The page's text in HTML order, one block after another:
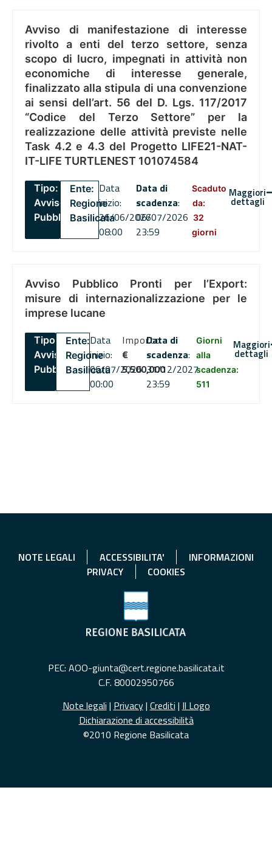
Avviso di manifestazione di interesse
rivolto a enti del terzo settore, senza
scopo di lucro, impegnati in attività non
economiche di interesse generale,
finalizzato alla stipula di una convenzione
ai sensi dell’art. 56 del D. Lgs. 117/2017
“Codice del Terzo Settore” per la
realizzazione delle attività previste nelle
Task 4.2 e 4.3 del Progetto LIFE21-NAT-
IT-LIFE TURTLENEST 101074584
Tipo:
Avviso
Pubblico
Ente:
Regione
Basilicata
Data
inizio:
26/06/2026
08:00
Data di
scadenza:
06/07/2026
23:59
Scaduto
da:
32
giorni
Maggiori
dettagli
Avviso Pubblico Pronti per l’Export:
misure di internazionalizzazione per le
imprese lucane
Tipo:
Avviso
Pubblico
Ente:
Regione
Basilicata
Data
inizio:
06/07/2026
00:00
Importo
€
5,500,000
Data di
scadenza:
31/12/2027
23:59
Giorni
alla
scadenza:
511
Maggiori
dettagli
NOTE LEGALI ACCESSIBILITA'
INFORMAZIONI
PRIVACY
COOKIES
PEC: AOO-giunta@cert.regione.basilicata.it
C.F. 80002950766
Note legali | Privacy| Crediti | Il Logo
Dichiarazione di accessibilità
©2010 Regione Basilicata